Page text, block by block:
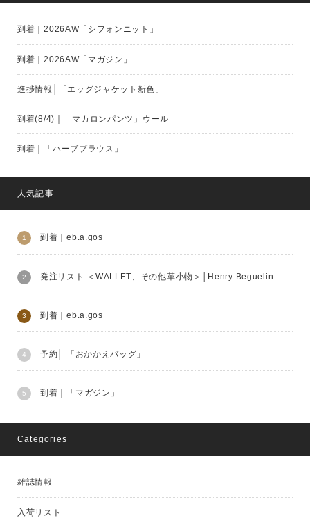
到着｜2026AW「シフォンニット」
到着｜2026AW「マガジン」
進捗情報│「エッグジャケット新色」
到着(8/4)｜「マカロンパンツ」ウール
到着｜「ハーブブラウス」
人気記事
到着｜eb.a.gos
発注リスト ＜WALLET、その他革小物＞│Henry Beguelin
到着｜eb.a.gos
予約│ 「おかかえバッグ」
到着｜「マガジン」
Categories
雑誌情報
入荷リスト